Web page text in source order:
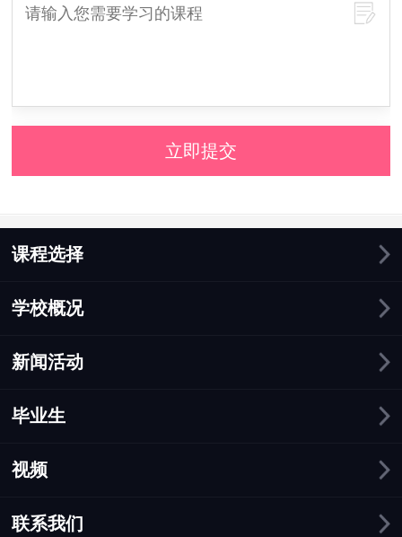
立即提交
课程选择
学校概况
新闻活动
毕业生
视频
联系我们